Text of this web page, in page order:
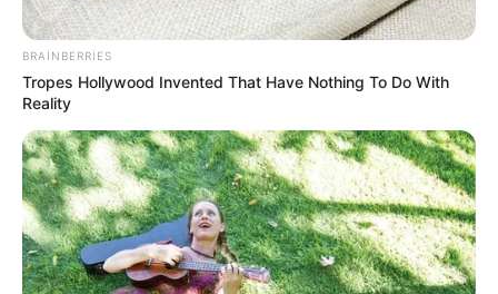
67 0 0
BRAINBERRIES
Tropes Hollywood Invented That Have Nothing To Do With
Reality